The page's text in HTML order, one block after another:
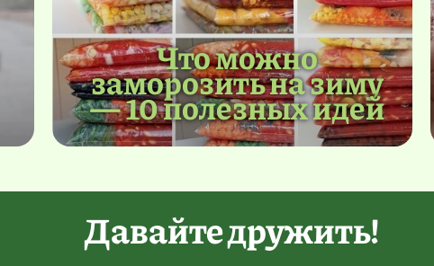
Что можно
заморозить на зиму
— 10 полезных идей
Давайте дружить!